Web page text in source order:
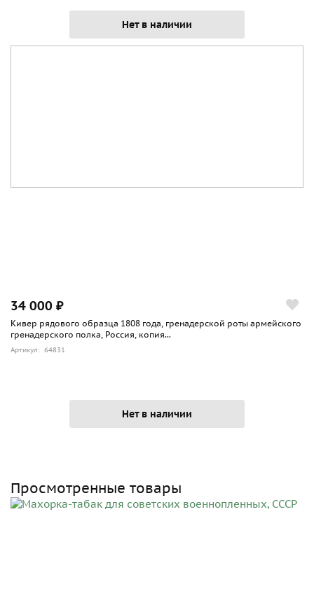
Нет в наличии
34 000 ₽
Кивер рядового образца 1808 года, гренадерской роты армейского
гренадерского полка, Россия, копия...
Артикул: 64831
Нет в наличии
Просмотренные товары